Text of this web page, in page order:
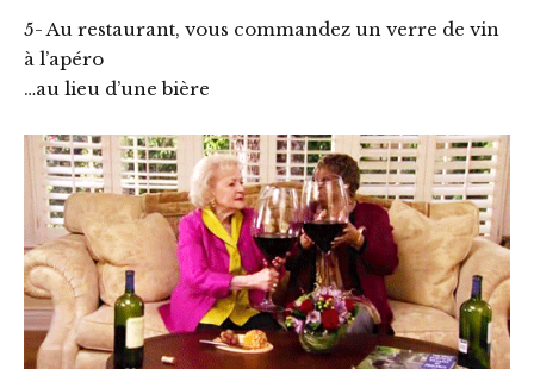
5- Au restaurant, vous commandez un verre de vin
à l’apéro
…au lieu d’une bière